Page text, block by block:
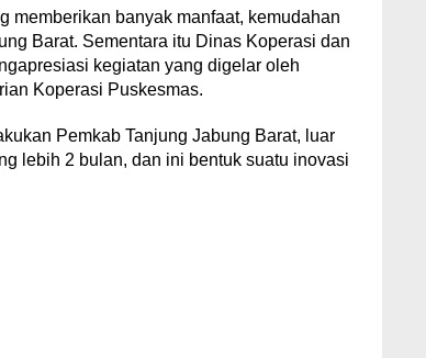
memberikan banyak manfaat, kemudahan
Barat. Sementara itu Dinas Koperasi dan
kegiatan yang digelar oleh
Koperasi Puskesmas.
Pemkab Tanjung Jabung Barat, luar
lebih 2 bulan, dan ini bentuk suatu inovasi